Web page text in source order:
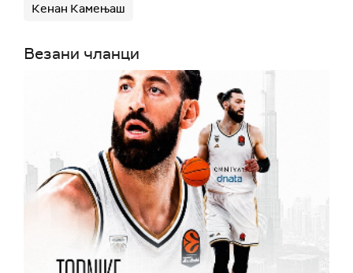
Кенан Камењаш
Везани чланци